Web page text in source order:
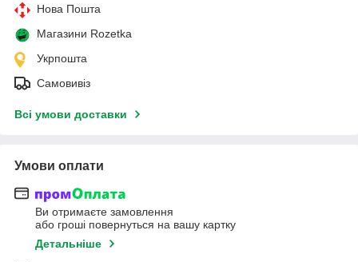
Нова Пошта
Магазини Rozetka
Укрпошта
Самовивіз
Всі умови доставки
Умови оплати
Ви отримаєте замовлення
або гроші повернуться на вашу картку
Детальніше